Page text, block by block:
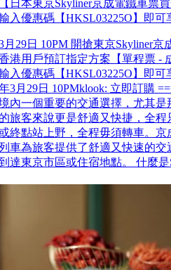
日本東京Skyliner京成電鐵車票
入優惠碼【HKSL03225O】即可
月29日 10PM 開搶東京Skyliner京
港用戶預訂指定方案【單程票 -
入優惠碼【HKSL03225O】即可
3月29日 10PMklook: 立即訂購
內一個重要的交通選擇，尤其
旅客來說更是舒適又快捷，全程
終點站上野，全程毋須轉車。京
車為旅客提供了舒適又快速的
達東京市區或住宿地點。 什麼